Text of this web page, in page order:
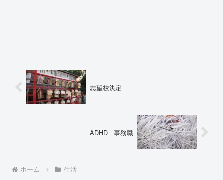
志望校決定
ADHD 事務職
ホーム 生活